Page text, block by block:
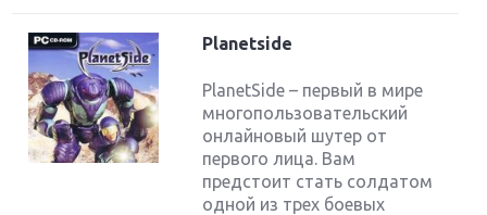
Planetside
PlanetSide – первый в мире
многопользовательский
онлайновый шутер от
первого лица. Вам
предстоит стать солдатом
одной из трех боевых